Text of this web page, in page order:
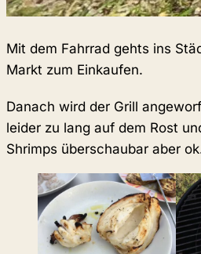
Mit dem Fahrrad gehts ins
Markt zum Einkaufen.
Danach wird der Grill
leider zu lang auf dem Rost
Shrimps überschaubar aber